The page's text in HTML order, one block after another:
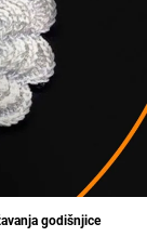
godišnjice